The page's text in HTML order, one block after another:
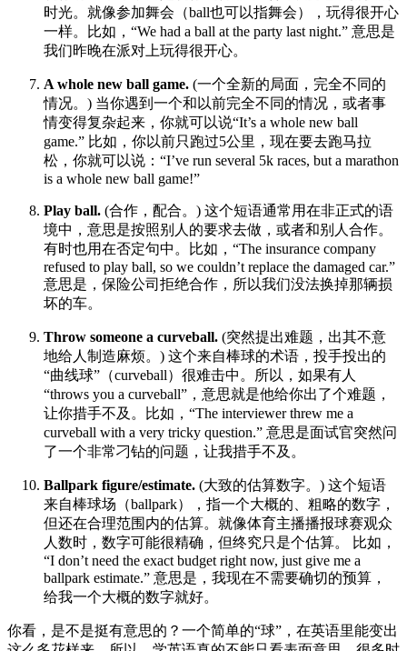
时光。就像参加舞会（ball也可以指舞会），玩得很开心
一样。比如，“We had a ball at the party last night.” 意思是
我们昨晚在派对上玩得很开心。
A whole new ball game. (一个全新的局面，完全不同的
情况。) 当你遇到一个和以前完全不同的情况，或者事
情变得复杂起来，你就可以说“It’s a whole new ball
game.” 比如，你以前只跑过5公里，现在要去跑马拉
松，你就可以说：“I’ve run several 5k races, but a marathon
is a whole new ball game!”
Play ball. (合作，配合。) 这个短语通常用在非正式的语
境中，意思是按照别人的要求去做，或者和别人合作。
有时也用在否定句中。比如，“The insurance company
refused to play ball, so we couldn’t replace the damaged car.”
意思是，保险公司拒绝合作，所以我们没法换掉那辆损
坏的车。
Throw someone a curveball. (突然提出难题，出其不意
地给人制造麻烦。) 这个来自棒球的术语，投手投出的
“曲线球”（curveball）很难击中。所以，如果有人
“throws you a curveball”，意思就是他给你出了个难题，
让你措手不及。比如，“The interviewer threw me a
curveball with a very tricky question.” 意思是面试官突然问
了一个非常刁钻的问题，让我措手不及。
Ballpark figure/estimate. (大致的估算数字。) 这个短语
来自棒球场（ballpark），指一个大概的、粗略的数字，
但还在合理范围内的估算。就像体育主播播报球赛观众
人数时，数字可能很精确，但终究只是个估算。 比如，
“I don’t need the exact budget right now, just give me a
ballpark estimate.” 意思是，我现在不需要确切的预算，
给我一个大概的数字就好。
你看，是不是挺有意思的？一个简单的“球”，在英语里能变出